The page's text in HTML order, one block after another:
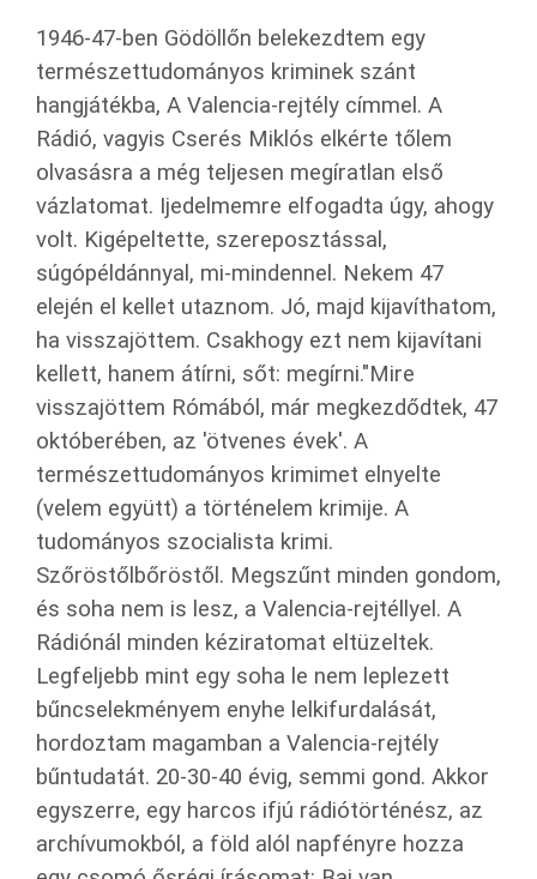
1946-47-ben Gödöllőn belekezdtem egy
természettudományos kriminek szánt
hangjátékba, A Valencia-rejtély címmel. A
Rádió, vagyis Cserés Miklós elkérte tőlem
olvasásra a még teljesen megíratlan első
vázlatomat. Ijedelmemre elfogadta úgy, ahogy
volt. Kigépeltette, szereposztással,
súgópéldánnyal, mi-mindennel. Nekem 47
elején el kellet utaznom. Jó, majd kijavíthatom,
ha visszajöttem. Csakhogy ezt nem kijavítani
kellett, hanem átírni, sőt: megírni."Mire
visszajöttem Rómából, már megkezdődtek, 47
októberében, az 'ötvenes évek'. A
természettudományos krimimet elnyelte
(velem együtt) a történelem krimije. A
tudományos szocialista krimi.
Szőröstőlbőröstől. Megszűnt minden gondom,
és soha nem is lesz, a Valencia-rejtéllyel. A
Rádiónál minden kéziratomat eltüzeltek.
Legfeljebb mint egy soha le nem leplezett
bűncselekményem enyhe lelkifurdalását,
hordoztam magamban a Valencia-rejtély
bűntudatát. 20-30-40 évig, semmi gond. Akkor
egyszerre, egy harcos ifjú rádiótörténész, az
archívumokból, a föld alól napfényre hozza